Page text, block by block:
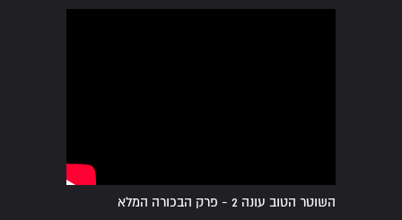
השוטר הטוב עונה 2 - פרק הבכורה המלא